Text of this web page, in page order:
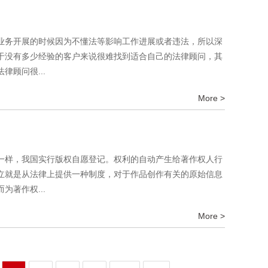
开展的时候因为不懂法等影响工作进展或者违法，所以深
有多少经验的客户来说很难找到适合自己的法律顾问，其
顾问很...
More >
，我国实行版权自愿登记。权利的自动产生给著作权人行
是从法律上提供一种制度，对于作品创作有关的原始信息
著作权...
More >